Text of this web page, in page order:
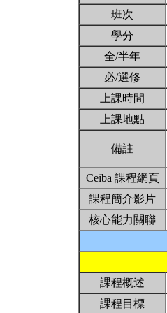
班次
學分
全/半年
必/選修
上課時間
上課地點
備註
Ceiba 課程網頁
課程簡介影片
核心能力關聯
課程概述
課程目標